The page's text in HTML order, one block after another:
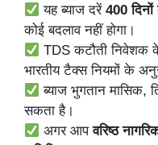
यह ब्याज दरें400
कोई बदलाव नहीं होगा।
TDS कटौती निवेशक
भारतीय टैक्स नियमों के
ब्याज भुगतान मासिक,
सकता है।
अगर आपवरिष्ठ